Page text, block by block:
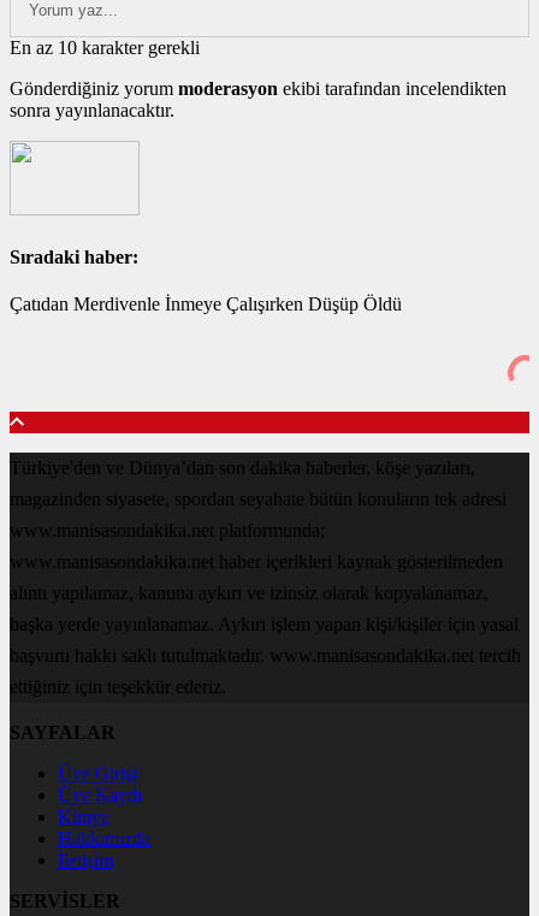
En az 10 karakter gerekli
Gönderdiğiniz yorum moderasyon ekibi tarafından incelendikten
sonra yayınlanacaktır.
Sıradaki haber:
Çatıdan Merdivenle İnmeye Çalışırken Düşüp Öldü
Türkiye'den ve Dünya’dan son dakika haberler, köşe yazıları,
magazinden siyasete, spordan seyahate bütün konuların tek adresi
www.manisasondakika.net platformunda;
www.manisasondakika.net haber içerikleri kaynak gösterilmeden
alıntı yapılamaz, kanuna aykırı ve izinsiz olarak kopyalanamaz,
başka yerde yayınlanamaz. Aykırı işlem yapan kişi/kişiler için yasal
başvuru hakkı saklı tutulmaktadır. www.manisasondakika.net tercih
ettiğiniz için teşekkür ederiz.
SAYFALAR
Üye Girişi
Üye Kaydı
Künye
Hakkımızda
İletişim
SERVİSLER